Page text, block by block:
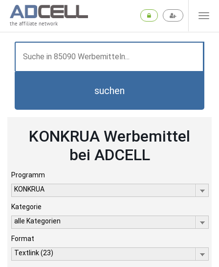
the affiliate network
suchen
KONKRUA Werbemittel
bei ADCELL
Programm
KONKRUA
Kategorie
alle Kategorien
Format
Textlink (23)